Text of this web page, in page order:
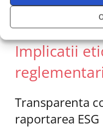
pentru fiecare token,
computationala fara a
Implicatii
Transparenta
raportarea ESG